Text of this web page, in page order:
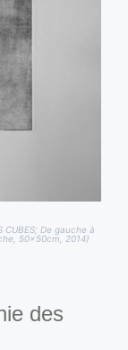
CUBES; De gauche à
50x50cm, 2014)
des